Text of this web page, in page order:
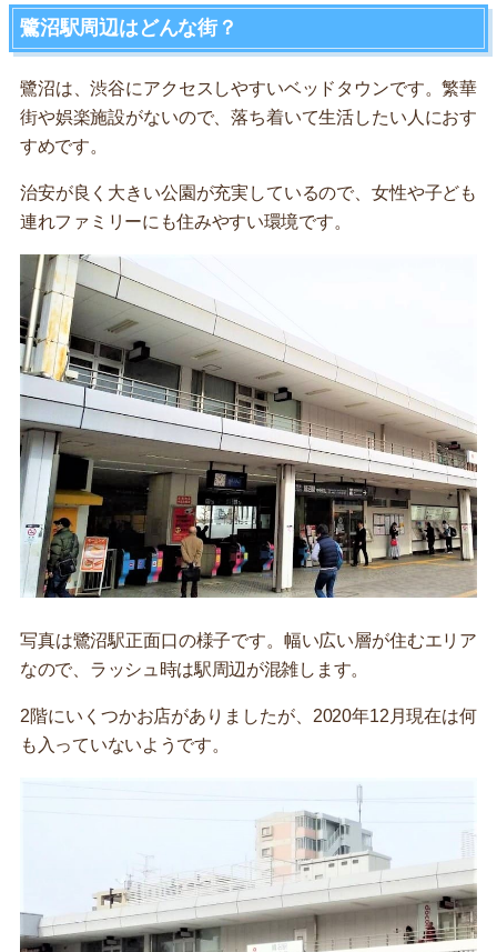
鷺沼駅周辺はどんな街？
鷺沼は、渋谷にアクセスしやすいベッドタウンです。繁華
街や娯楽施設がないので、落ち着いて生活したい人におす
すめです。
治安が良く大きい公園が充実しているので、女性や子ども
連れファミリーにも住みやすい環境です。
写真は鷺沼駅正面口の様子です。幅い広い層が住むエリア
なので、ラッシュ時は駅周辺が混雑します。
2階にいくつかお店がありましたが、2020年12月現在は何
も入っていないようです。